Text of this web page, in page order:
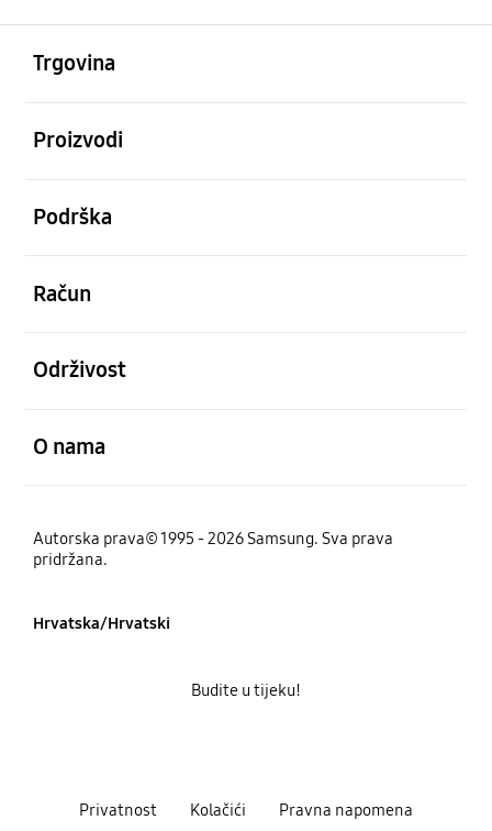
Trgovina
Proizvodi
Podrška
Račun
Održivost
O nama
Autorska prava© 1995 - 2026 Samsung. Sva prava
pridržana.
Hrvatska/Hrvatski
Privatnost Kolačići Pravna napomena
Budite u tijeku!